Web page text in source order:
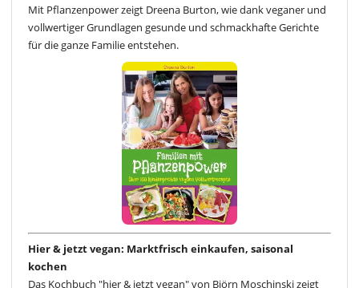
Mit Pflanzenpower zeigt Dreena Burton, wie dank veganer und
vollwertiger Grundlagen gesunde und schmackhafte Gerichte
für die ganze Familie entstehen.
Hier & jetzt vegan: Marktfrisch einkaufen, saisonal
kochen
Das Kochbuch "hier & jetzt vegan" von Björn Moschinski zeigt